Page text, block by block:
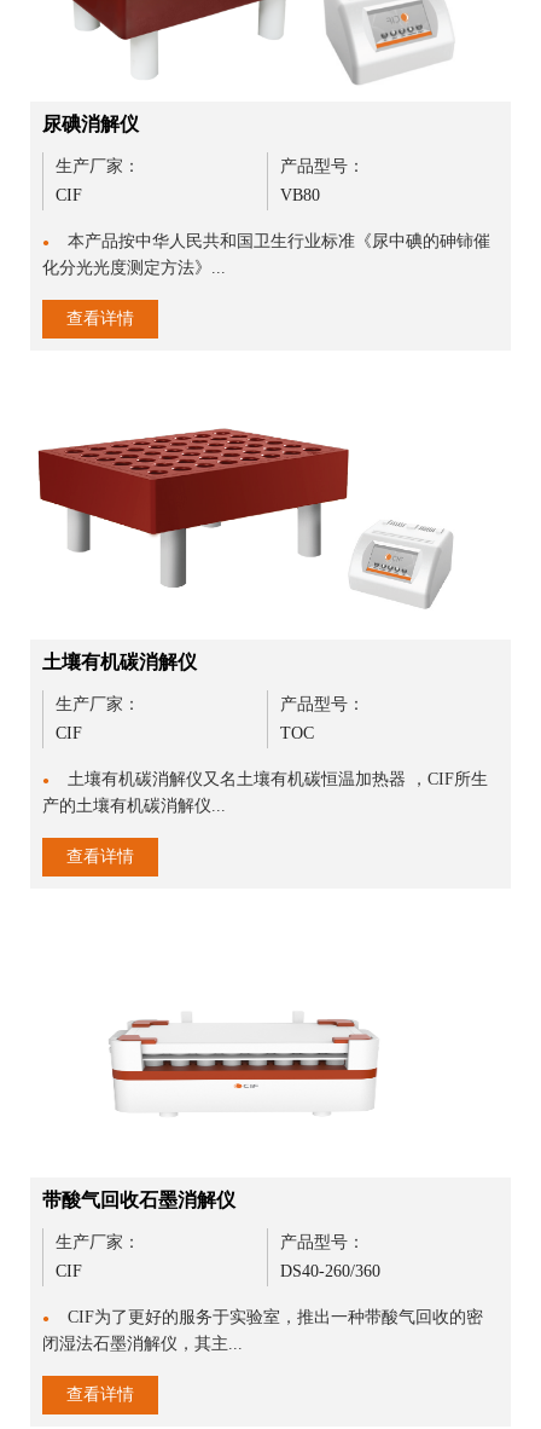
尿碘消解仪
生产厂家：
CIF
产品型号：
VB80
●
本产品按中华人民共和国卫生行业标准《尿中碘的砷铈催
化分光光度测定方法》...
查看详情
土壤有机碳消解仪
生产厂家：
CIF
产品型号：
TOC
●
土壤有机碳消解仪又名土壤有机碳恒温加热器 ，CIF所生
产的土壤有机碳消解仪...
查看详情
带酸气回收石墨消解仪
生产厂家：
CIF
产品型号：
DS40-260/360
●
CIF为了更好的服务于实验室，推出一种带酸气回收的密
闭湿法石墨消解仪，其主...
查看详情